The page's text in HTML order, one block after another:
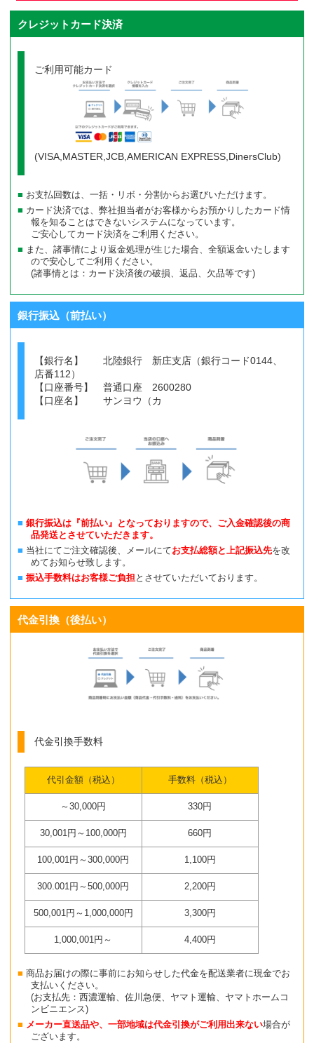
クレジットカード決済
ご利用可能カード
(VISA,MASTER,JCB,AMERICAN EXPRESS,DinersClub)
お支払回数は、一括・リボ・分割からお選びいただけます。
カード決済では、弊社担当者がお客様からお預かりしたカード情
報を知ることはできないシステムになっています。
ご安心してカード決済をご利用ください。
また、諸事情により返金処理が生じた場合、全額返金いたします
ので安心してご利用ください。
(諸事情とは：カード決済後の破損、返品、欠品等です)
銀行振込（前払い）
【銀行名】 北陸銀行 新庄支店（銀行コード0144、
店番112）
【口座番号】 普通口座 2600280
【口座名】 サンヨウ（カ
銀行振込は『前払い』となっておりますので、ご入金確認後の商
品発送とさせていただきます。
当社にてご注文確認後、メールにてお支払総額と上記振込先を改
めてお知らせ致します。
振込手数料はお客様ご負担とさせていただいております。
代金引換（後払い）
代金引換手数料
代引金額（税込） 手数料（税込）
～30,000円 330円
30,001円～100,000円 660円
100,001円～300,000円 1,100円
300.001円～500,000円 2,200円
500,001円～1,000,000円 3,300円
1,000,001円～ 4,400円
商品お届けの際に事前にお知らせした代金を配送業者に現金でお
支払いください。
(お支払先：西濃運輸、佐川急便、ヤマト運輸、ヤマトホームコ
ンビニエンス)
メーカー直送品や、一部地域は代金引換がご利用出来ない場合が
ございます。